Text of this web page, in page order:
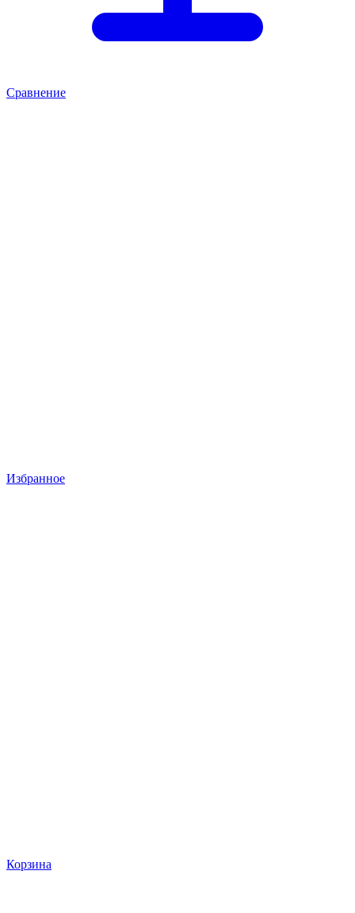
Сравнение
Избранное
Корзина